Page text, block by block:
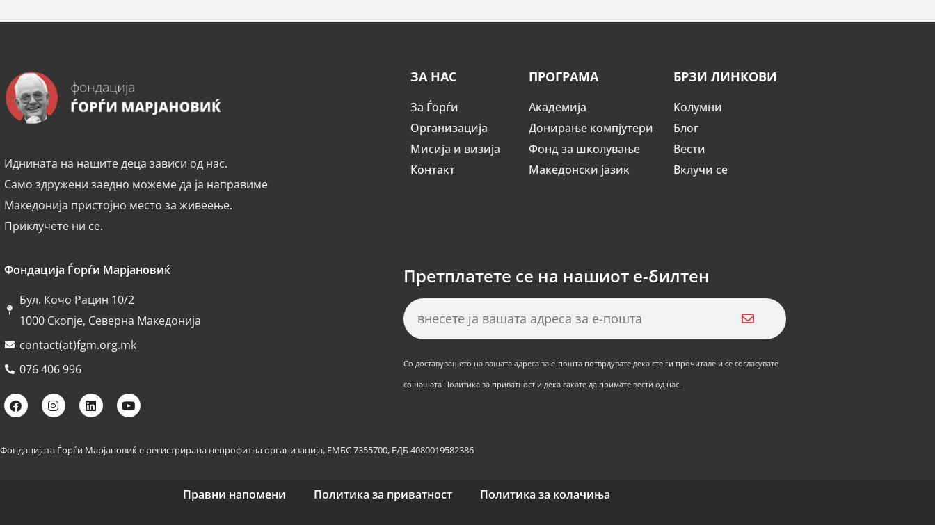
Иднината на нашите деца зависи од нас.
Само здружени заедно можеме да ја направиме
Македонија пристојно место за живеење.
Приклучете ни се.
ЗА НАС
За Ѓорѓи
Организација
Мисија и визија
Контакт
ПРОГРАМА
Академија
Донирање компјутери
Фонд за школување
Македонски јазик
БРЗИ ЛИНКОВИ
Колумни
Блог
Вести
Вклучи се
Фондација Ѓорѓи Марјановиќ
Бул. Кочо Рацин 10/2
1000 Скопје, Северна Македонија
contact(at)fgm.org.mk
076 406 996
Претплатете се на нашиот е-билтен
Со доставувањето на вашата адреса за е-пошта потврдувате дека сте ги прочитале и се согласувате
со нашата Политика за приватност и дека сакате да примате вести од нас.
Фондацијата Ѓорѓи Марјановиќ е регистрирана непрофитна организација, ЕМБС 7355700, ЕДБ 4080019582386
Правни напомени Политика за приватност Политика за колачиња